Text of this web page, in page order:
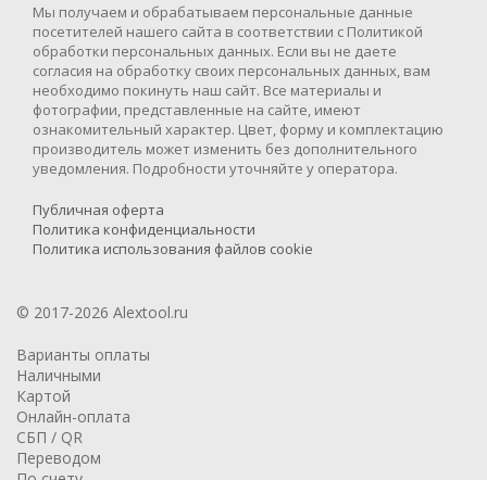
Мы получаем и обрабатываем персональные данные
посетителей нашего сайта в соответствии с Политикой
обработки персональных данных. Если вы не даете
согласия на обработку своих персональных данных, вам
необходимо покинуть наш сайт. Все материалы и
фотографии, представленные на сайте, имеют
ознакомительный характер. Цвет, форму и комплектацию
производитель может изменить без дополнительного
уведомления. Подробности уточняйте у оператора.
Публичная оферта
Политика конфиденциальности
Политика использования файлов cookie
© 2017-2026 Alextool.ru
Варианты оплаты
Наличными
Картой
Онлайн-оплата
СБП / QR
Переводом